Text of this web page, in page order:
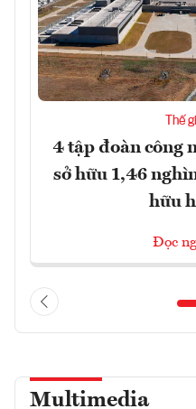
Thế
4 tập đoàn công
sở hữu 1,46
hữu
Đọc
Multimedia